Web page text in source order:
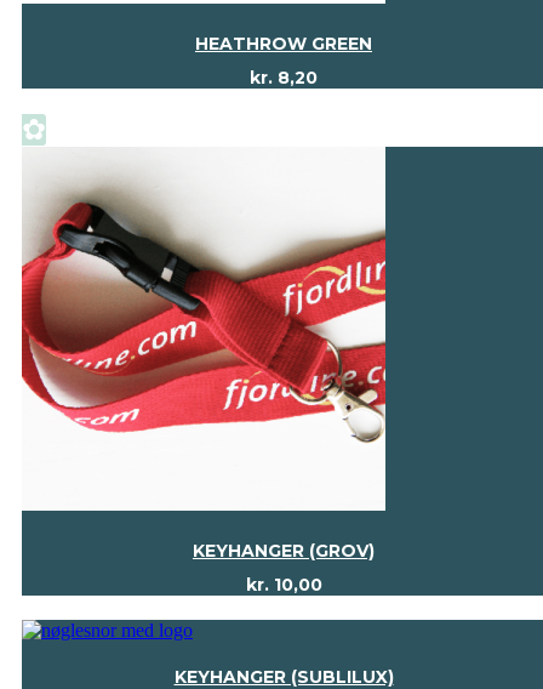
HEATHROW GREEN
kr. 8,20
✿
KEYHANGER (GROV)
kr.10,00
KEYHANGER (SUBLILUX)